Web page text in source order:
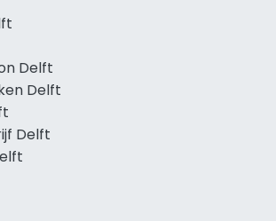
Delft
Delft
Delft